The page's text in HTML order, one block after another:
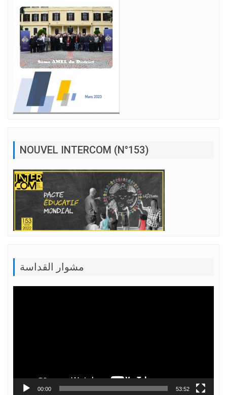
NOUVEL INTERCOM (N°153)
مشوار القداسة
00:00 53:52